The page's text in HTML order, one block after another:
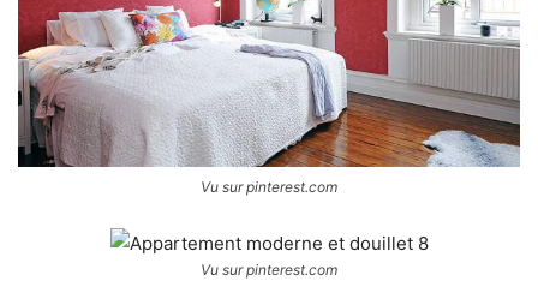
Vu sur pinterest.com
Vu sur pinterest.com